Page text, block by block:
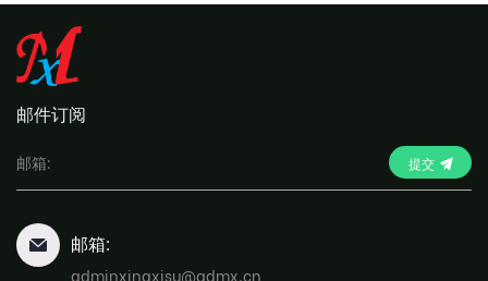
邮件订阅
提交
邮箱:
qdminxingxisu@qdmx.cn